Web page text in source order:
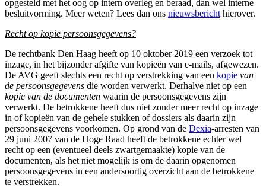
opgesteld met het oog op intern overleg en beraad, dan wel interne
besluitvorming. Meer weten? Lees dan ons nieuwsbericht hierover.
Recht op kopie persoonsgegevens?
De rechtbank Den Haag heeft op 10 oktober 2019 een verzoek tot
inzage, in het bijzonder afgifte van kopieën van e-mails, afgewezen.
De AVG geeft slechts een recht op verstrekking van een kopie van
de persoonsgegevens die worden verwerkt. Derhalve niet op een
kopie van de documenten waarin de persoonsgegevens zijn
verwerkt. De betrokkene heeft dus niet zonder meer recht op inzage
in of kopieën van de gehele stukken of dossiers als daarin zijn
persoonsgegevens voorkomen. Op grond van de Dexia-arresten van
29 juni 2007 van de Hoge Raad heeft de betrokkene echter wel
recht op een (eventueel deels zwartgemaakte) kopie van de
documenten, als het niet mogelijk is om de daarin opgenomen
persoonsgegevens in een andersoortig overzicht aan de betrokkene
te verstrekken.